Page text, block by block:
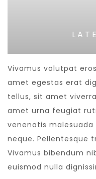
Vivamus volutpat
amet egestas erat
tellus, sit amet
amet urna feugiat
venenatis
neque. Pellentesque
Vivamus bibendum
euismod nulla